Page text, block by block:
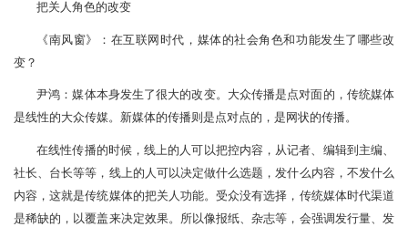
把关人角色的改变
《南风窗》：在互联网时代，媒体的社会角色和功能发生了哪些改
变？
尹鸿：媒体本身发生了很大的改变。大众传播是点对面的，传统媒体
是线性的大众传媒。新媒体的传播则是点对点的，是网状的传播。
在线性传播的时候，线上的人可以把控内容，从记者、编辑到主编、
社长、台长等等，线上的人可以决定做什么选题，发什么内容，不发什么
内容，这就是传统媒体的把关人功能。受众没有选择，传统媒体时代渠道
是稀缺的，以覆盖来决定效果。所以像报纸、杂志等，会强调发行量、发